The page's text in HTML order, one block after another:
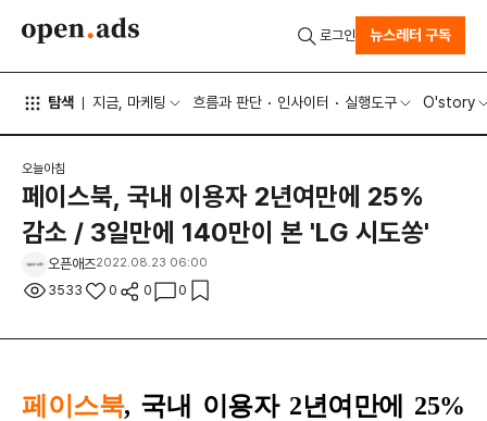
탐색 지금, 마케팅 흐름과 판단 인사이터 실행도구 O'story
로그인 뉴스레터 구독
오늘아침
페이스북, 국내 이용자 2년여만에 25%
감소 / 3일만에 140만이 본 'LG 시도쏭'
오픈애즈2022.08.23 06:00
3533 0 0 0
페이스북, 국내 이용자 2년여만에 25%